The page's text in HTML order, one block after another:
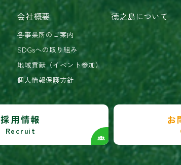
会社概要
各事業所のご案内
SDGsへの取り組み
地域貢献（イベント参加）
個人情報保護方針
徳之島について
採用情報
Recruit
お